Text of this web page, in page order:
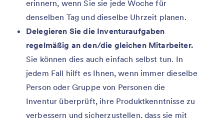
erinnern, wenn Sie sie jede Woche für
denselben Tag und dieselbe Uhrzeit planen.
Delegieren Sie die Inventuraufgaben
regelmäßig an den/die gleichen Mitarbeiter.
Sie können dies auch einfach selbst tun. In
jedem Fall hilft es Ihnen, wenn immer dieselbe
Person oder Gruppe von Personen die
Inventur überprüft, ihre Produktkenntnisse zu
verbessern und sicherzustellen, dass sie mit